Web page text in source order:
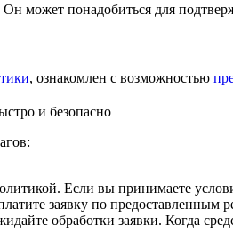
может понадобиться для
, ознакомлен с возможностью
и безопасно
Если вы принимаете
заявку по предоставленным
обработки заявки. Когда